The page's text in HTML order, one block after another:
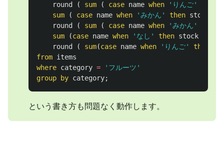
round
( sum ( case name when 'りんご'
sum
( case name when 'みかん' then stock
round
( sum ( case name when 'みかん'
sum
(case name when 'なし' then stock
round
( sum(case name when 'りんご' then
from items
where category =
'フルーツ'
group
by category;
という書き方も問題なく動作します。